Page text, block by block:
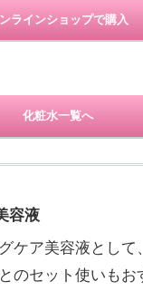
ラインショップで購入
化粧水一覧へ
容液
ケア美容液として
セット使いもお